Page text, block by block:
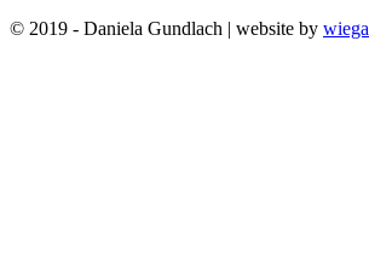
© 2019 - Daniela Gundlach | website by